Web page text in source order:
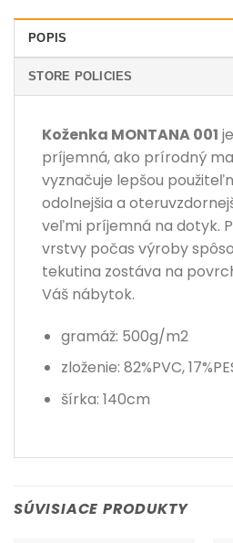
POPIS
STORE POLICIES
Koženka MONTANA 001
príjemná, ako prírodný
vyznačuje lepšou
odolnejšia a
veľmi príjemná na dotyk.
vrstvy počas výroby
tekutina zostáva na
Váš nábytok.
gramáž: 500g/m2
zloženie: 82%PVC,
šírka: 140cm
SÚVISIACE PRODUKTY